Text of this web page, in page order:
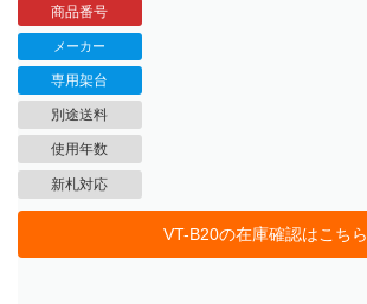
商品番号
メーカー
専用架台
別途送料
使用年数
新札対応
VT-B20の在庫確認はこちら